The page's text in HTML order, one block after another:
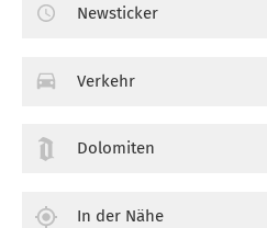
Newsticker
Verkehr
Dolomiten
In der Nähe